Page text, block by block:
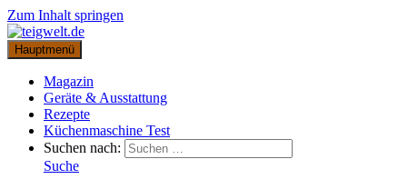
Zum Inhalt springen
Hauptmenü
Magazin
Geräte & Ausstattung
Rezepte
Küchenmaschine Test
Suchen nach:
Suche